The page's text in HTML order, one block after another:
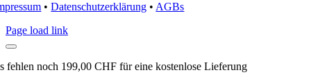
•Datenschutzerklärung • AGBs
Page load link
fehlen noch 199,00CHF für eine kostenlose Lieferung